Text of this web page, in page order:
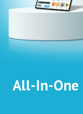
All-In-